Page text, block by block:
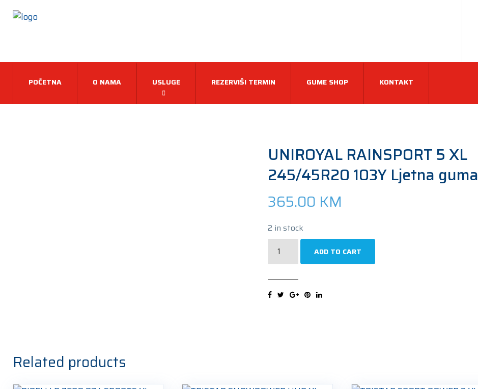
POČETNA O NAMA USLUGE REZERVIŠI TERMIN GUME SHOP KONTAKT
UNIROYAL RAINSPORT 5 XL
245/45R20 103Y Ljetna guma
365.00 KM
2 in stock
245/45R20
ADD TO CART
Related products